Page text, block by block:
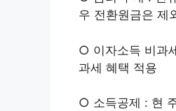
우 전환원금은 제
○ 이자소득 비과
과세 혜택 적용
○ 소득공제 : 현